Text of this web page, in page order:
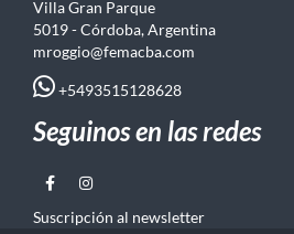
Villa Gran Parque
5019 - Córdoba, Argentina
mroggio@femacba.com
+5493515128628
Seguinos en las redes
Suscripción al newsletter